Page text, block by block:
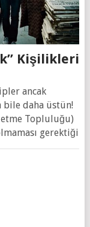
Kişilikleri
ancak
bile daha üstün!
Topluluğu)
gerektiği